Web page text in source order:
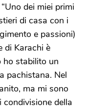
“Uno dei miei primi
di casa con i
e passioni)
di Karachi è
ho stabilito un
pachistana. Nel
ma mi sono
della